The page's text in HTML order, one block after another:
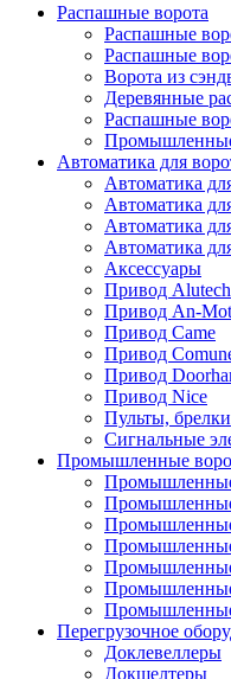
Распашные ворота
Распашные
Распашные
Ворота из
Деревянные
Распашные
Автоматика для
Автоматика
Автоматика
Автоматика
Автоматика
Аксессуары
Привод Alutech
Привод An-
Привод Came
Привод
Привод
Привод Nice
Пульты, брелки
Сигнальные
Промышленные
Промышленные
Перегрузочное
Доклевеллеры
Докшелтеры